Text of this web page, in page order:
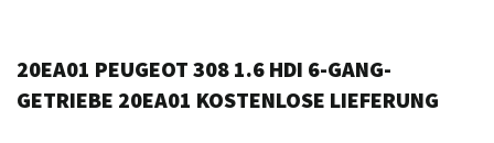
20EA01 PEUGEOT 308 1.6 HDI 6-GANG-
GETRIEBE 20EA01 KOSTENLOSE LIEFERUNG